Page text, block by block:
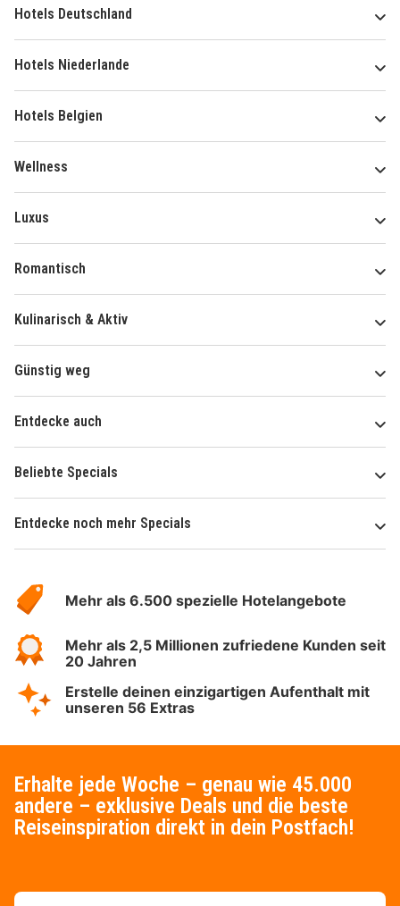
Hotels Deutschland
Hotels Niederlande
Hotels Belgien
Wellness
Luxus
Romantisch
Kulinarisch & Aktiv
Günstig weg
Entdecke auch
Beliebte Specials
Entdecke noch mehr Specials
Hotelspecials
Mehr als 6.500 spezielle Hotelangebote
Mehr als 2,5 Millionen zufriedene Kunden seit
20 Jahren
Erstelle deinen einzigartigen Aufenthalt mit
unseren 56 Extras
Erhalte jede Woche – genau wie 45.000
andere – exklusive Deals und die beste
Reiseinspiration direkt in dein Postfach!